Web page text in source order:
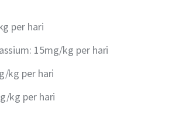
per hari
15mg/kg per hari
kg per hari
kg per hari